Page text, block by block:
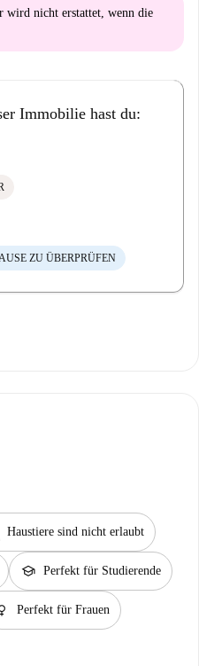
wird nicht erstattet , wenn die
Immobilie hast du:
ZU ÜBERPRÜFEN
Haustiere sind nicht erlaubt
school Perfekt für Studierende
Perfekt für Frauen